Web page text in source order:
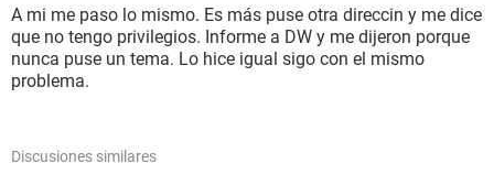
A mi me paso lo mismo. Es más puse otra direccin y me dice
que no tengo privilegios. Informe a DW y me dijeron porque
nunca puse un tema. Lo hice igual sigo con el mismo
problema.
Discusiones similares